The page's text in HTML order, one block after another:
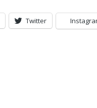
Twitter